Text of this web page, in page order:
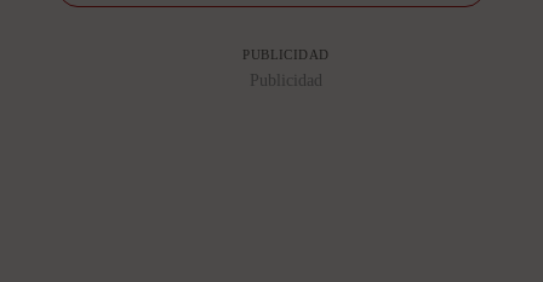
PUBLICIDAD
Publicidad